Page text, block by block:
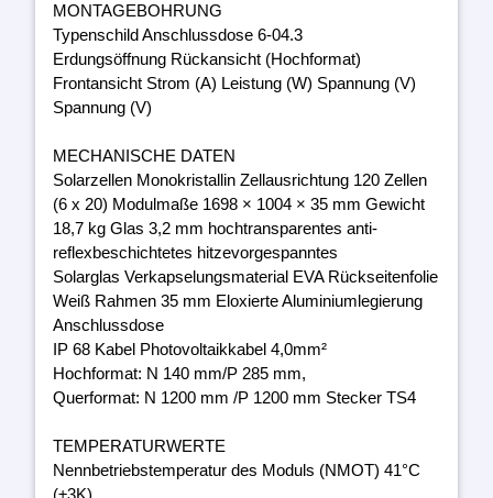
MONTAGEBOHRUNG
Typenschild Anschlussdose 6-04.3
Erdungsöffnung Rückansicht (Hochformat)
Frontansicht Strom (A) Leistung (W) Spannung (V)
Spannung (V)
MECHANISCHE DATEN
Solarzellen Monokristallin Zellausrichtung 120 Zellen
(6 x 20) Modulmaße 1698 × 1004 × 35 mm Gewicht
18,7 kg Glas 3,2 mm hochtransparentes anti-
reflexbeschichtetes hitzevorgespanntes
Solarglas Verkapselungsmaterial EVA Rückseitenfolie
Weiß Rahmen 35 mm Eloxierte Aluminiumlegierung
Anschlussdose
IP 68 Kabel Photovoltaikkabel 4,0mm²
Hochformat: N 140 mm/P 285 mm,
Querformat: N 1200 mm /P 1200 mm Stecker TS4
TEMPERATURWERTE
Nennbetriebstemperatur des Moduls (NMOT) 41°C
(±3K)